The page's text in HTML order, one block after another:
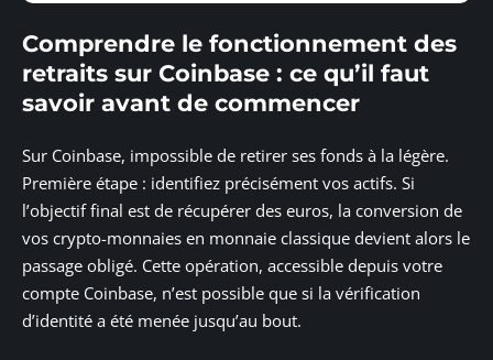
Comprendre le fonctionnement des
retraits sur Coinbase : ce qu’il faut
savoir avant de commencer
Sur Coinbase, impossible de retirer ses fonds à la légère.
Première étape : identifiez précisément vos actifs. Si
l’objectif final est de récupérer des euros, la conversion de
vos crypto-monnaies en monnaie classique devient alors le
passage obligé. Cette opération, accessible depuis votre
compte Coinbase, n’est possible que si la vérification
d’identité a été menée jusqu’au bout.